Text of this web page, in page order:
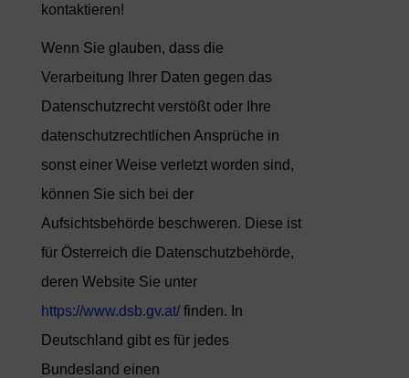
kontaktieren!
Wenn Sie glauben, dass die
Verarbeitung Ihrer Daten gegen das
Datenschutzrecht verstößt oder Ihre
datenschutzrechtlichen Ansprüche in
sonst einer Weise verletzt worden sind,
können Sie sich bei der
Aufsichtsbehörde beschweren. Diese ist
für Österreich die Datenschutzbehörde,
deren Website Sie unter
https://www.dsb.gv.at/finden. In
Deutschland gibt es für jedes
Bundesland einen